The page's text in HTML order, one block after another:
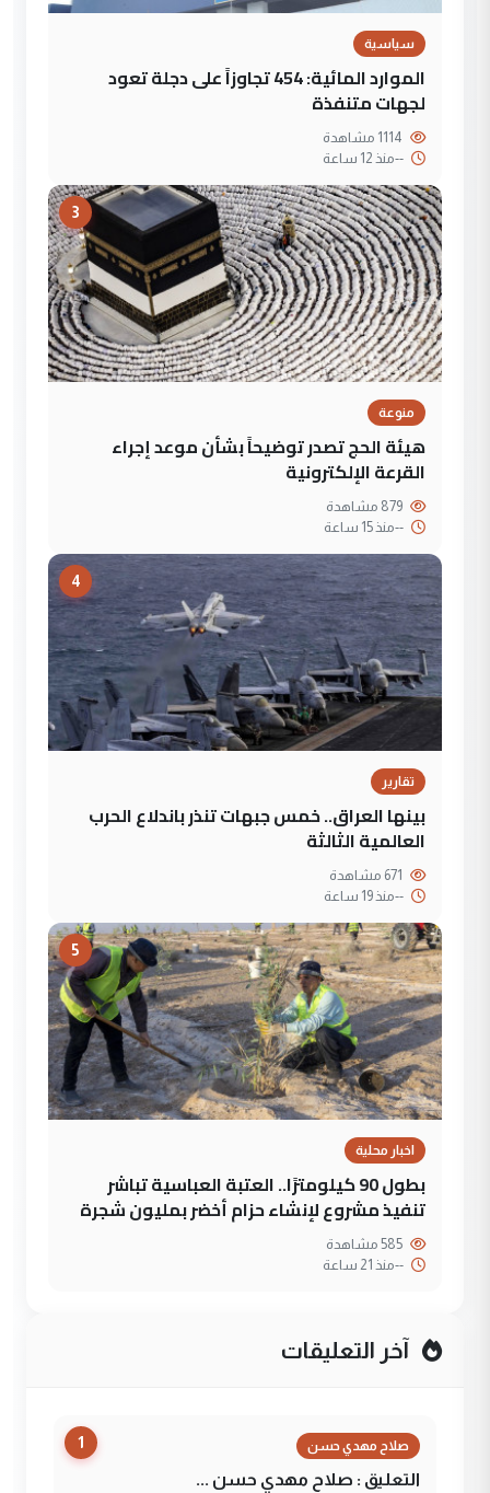
سياسية
الموارد المائية: 454 تجاوزاً على دجلة تعود
لجهات متنفذة
--منذ 12 ساعة
3
منوعة
هيئة الحج تصدر توضيحاً بشأن موعد إجراء
القرعة الإلكترونية
--منذ 15 ساعة
4
تقارير
بينها العراق.. خمس جبهات تنذر باندلاع الحرب
العالمية الثالثة
--منذ 19 ساعة
5
اخبار محلية
بطول 90 كيلومترًا.. العتبة العباسية تباشر
تنفيذ مشروع لإنشاء حزام أخضر بمليون شجرة
--منذ 21 ساعة
آخر التعليقات
1 صلاح مهدي حسن
التعليق : صلاح مهدي حسن ...